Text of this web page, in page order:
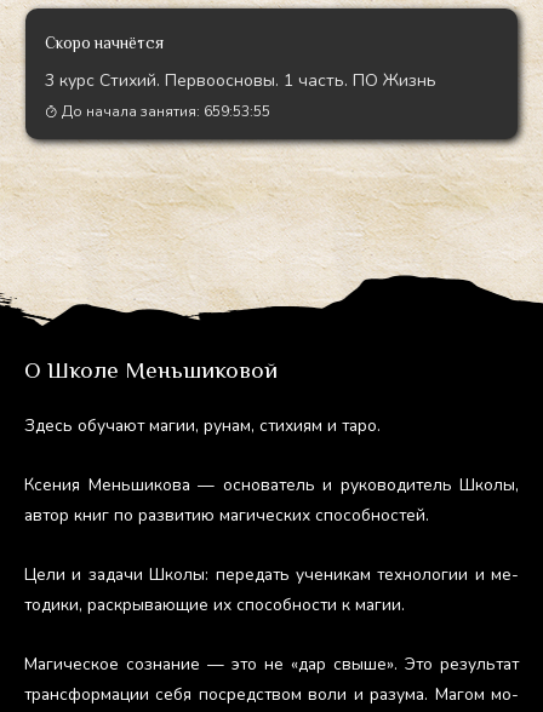
Скоро начнётся
3 курс Стихий. Первоосновы. 1 часть. ПО Жизнь
До начала занятия: 659:53:54
О Школе Меньшиковой
Здесь обу­ча­ют ма­гии, ру­нам, сти­хи­ям и та­ро.
Ксе­ния Мень­ши­кова — ос­но­ватель и ру­ково­дитель Шко­лы,
ав­тор книг по раз­ви­тию ма­гичес­ких спо­соб­ностей.
Це­ли и за­дачи Шко­лы: пе­редать уче­никам тех­но­логии и ме­
тоди­ки, рас­кры­ва­ющие их спо­соб­ности к ма­гии.
Ма­гичес­кое соз­на­ние — это не «дар свы­ше». Это ре­зуль­тат
тран­сфор­ма­ции се­бя пос­редс­твом во­ли и ра­зума. Ма­гом мо­